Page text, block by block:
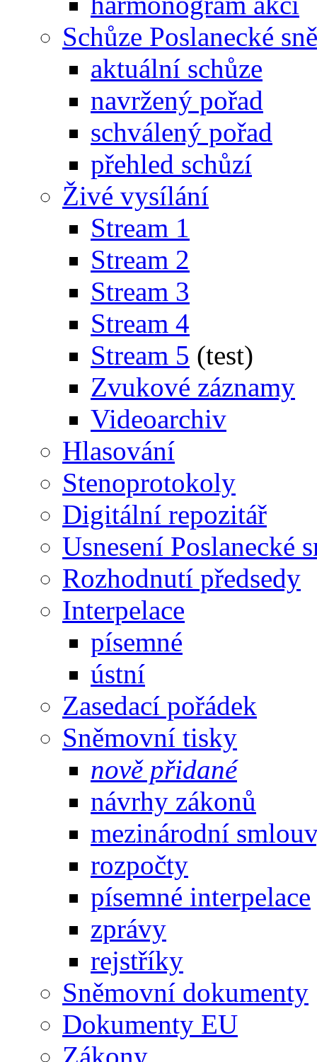
Schůze Poslanecké
aktuální schůze
navržený pořad
schválený pořad
přehled schůzí
Živé vysílání
Stream 1
Stream 2
Stream 3
Stream 4
Stream 5 (test)
Zvukové záznamy
Videoarchiv
Hlasování
Stenoprotokoly
Digitální repozitář
Usnesení Poslanecké
Rozhodnutí předsedy
Interpelace
písemné
ústní
Zasedací pořádek
Sněmovní tisky
nově přidané
návrhy zákonů
mezinárodní
rozpočty
písemné interpelace
zprávy
rejstříky
Sněmovní dokumenty
Dokumenty EU